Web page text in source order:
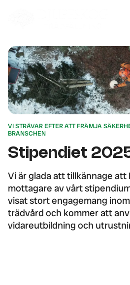
VI STRÄVAR EFTER ATT FRÄMJA
BRANSCHEN
Stipendiet
Vi är glada att tillkännage att
mottagare av vårt
visat stort engagemang
trädvård och kommer att
vidareutbildning och